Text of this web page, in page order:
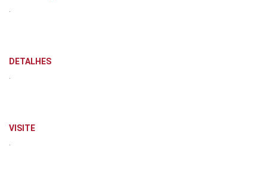
DETALHES
VISITE